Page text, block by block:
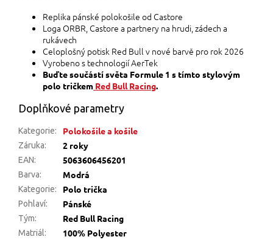
Replika pánské polokošile od Castore
Loga ORBR, Castore a partnery na hrudi, zádech a
rukávech
Celoplošný potisk Red Bull v nové barvě pro rok 2026
Vyrobeno s technologií AerTek
Buďte součástí světa Formule 1 s tímto stylovým
polo tričkem Red Bull Racing.
Doplňkové parametry
Kategorie: Polokošile a košile
Záruka: 2 roky
EAN: 5063606456201
Barva: Modrá
Kategorie: Polo trička
Pohlaví: Pánské
Tým: Red Bull Racing
Matriál: 100% Polyester